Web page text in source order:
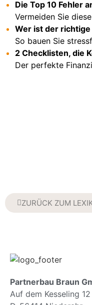
Die Top 10 Fehler
Vermeiden Sie
Wer ist der
So bauen Sie
2 Checklisten, die
Der perfekte
ZURÜCK ZUM
Partnerbau Braun
Auf dem Kesseling 12